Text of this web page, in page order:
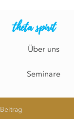
theta spirit
Über uns
Seminare
Beitrag